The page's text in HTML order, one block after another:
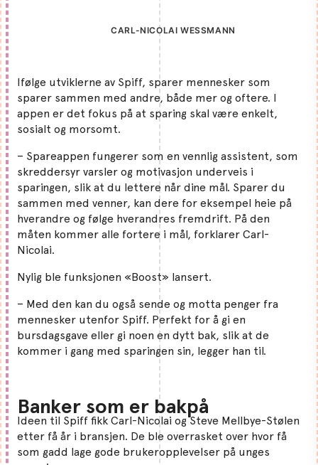
CARL-NICOLAI WESSMANN
Ifølge utviklerne av Spiff, sparer mennesker som
sparer sammen med andre, både mer og oftere. I
appen er det fokus på at sparing skal være enkelt,
sosialt og morsomt.
– Spareappen fungerer som en vennlig assistent, som
skreddersyr varsler og motivasjon underveis i
sparingen, slik at du lettere når dine mål. Sparer du
sammen med venner, kan dere for eksempel heie på
hverandre og følge hverandres fremdrift. På den
måten kommer alle fortere i mål, forklarer Carl-
Nicolai.
Nylig ble funksjonen «Boost» lansert.
– Med den kan du også sende og motta penger fra
mennesker utenfor Spiff. Perfekt for å gi en
bursdagsgave eller gi noen en dytt bak, slik at de
kommer i gang med sparingen sin, legger han til.
Banker som er bakpå
Ideen til Spiff fikk Carl-Nicolai og Steve Mellbye-Stølen
etter få år i bransjen. De ble overrasket over hvor få
som gadd lage gode brukeropplevelser på unges